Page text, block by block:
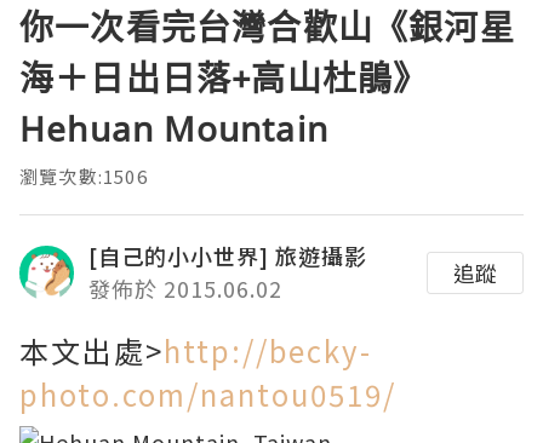
你一次看完台灣合歡山《銀河星
海＋日出日落+高山杜鵑》
Hehuan Mountain
瀏覽次數:1506
[自己的小小世界] 旅遊攝影
發佈於 2015.06.02
追蹤
本文出處>http://becky-
photo.com/nantou0519/